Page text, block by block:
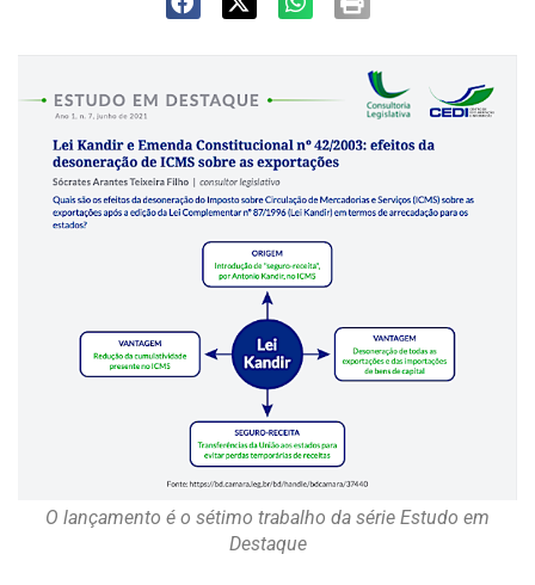
O lançamento é o sétimo trabalho da série Estudo em
Destaque